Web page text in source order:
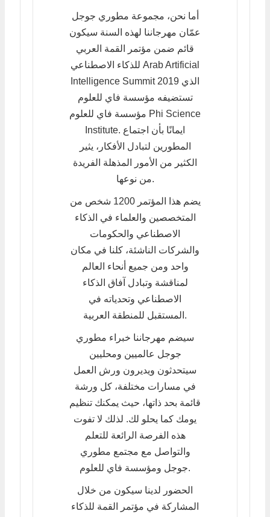
أما نحن، مجموعة مطوري جوجل
عمّان مهرجاننا لهذه السنة سيكون
قائم ضمن مؤتمر القمة العربي
للذكاء الاصطناعي Arab Artificial
Intelligence Summit 2019 الذي
تستضيفه مؤسسة فاي للعلوم
مؤسسة فاي للعلوم Phi Science
Institute. ايمانًا بأن اجتماع
المطورين لتبادل الأفكار، يثير
الكثير من الأمور المذهلة الفريدة
من نوعها.
يضم هذا المؤتمر 1200 شخص من
المتخصصين والعلماء في الذكاء
الاصطناعي والحكومات
والشركات الناشئة، كلنا في مكان
واحد ومن جميع أنحاء العالم
لمناقشة وتبادل آفاق الذكاء
الاصطناعي وتحدياته في
المستقبل للمنطقة العربية.
سيضم مهرجاننا خبراء مطوري
جوجل عالميين ومحليين
سيتحدثون ويديرون ورش العمل
في مسارات مختلفة، كل ورشة
قائمة بحد ذاتها، حيث يمكنك تنظيم
يومك كما يحلو لك. لذلك لا تفوت
هذه الفرصة الرائعة للتعلم
والتواصل مع مجتمع مطوري
جوجل ومؤسسة فاي للعلوم.
الحضور لدينا سيكون من خلال
المشاركة في مؤتمر القمة للذكاء